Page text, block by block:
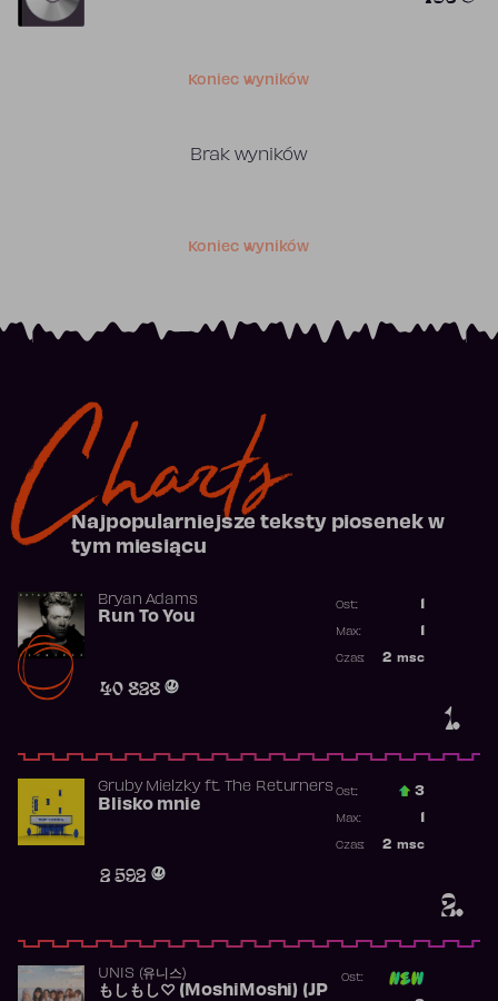
Koniec wyników
Brak wyników
Koniec wyników
Charts
Najpopularniejsze teksty piosenek w
tym miesiącu
1.
Bryan Adams
Run To You
40 828
Ost.:
Max:
2 msc
Czas:
2.
Gruby Mielzkyft. The Returners
Blisko mnie
2 592
Ost.: 3
Max:
2 msc
Czas:
UNIS (유니스)
もしもし♡ (MoshiMoshi) (JP
Ost: